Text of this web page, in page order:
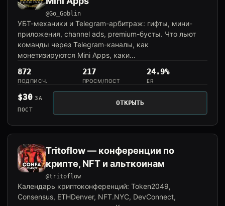
@Go_Goblin
УБТ-механики и Telegram-арбитраж: гифты, мини-
приложения, channel ads, premium-бусты. Что льют
команды через Telegram-каналы, как
монетизируются Mini Apps, каки...
872
ПОДПИСЧ.
217
ПРОСМ/ПОСТ
24.9%
ER
$30 ЗА
ПОСТ
ОТКРЫТЬ
Tritoflow — конференции по
крипте, NFT и альткоинам
@tritoflow
Календарь криптоконференций: Token2049,
Consensus, ETHDenver, NFT.NYC, DevConnect,